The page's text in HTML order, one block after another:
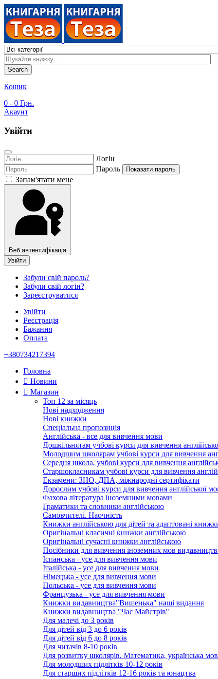
Search
Кошик
0 - 0 Грн.
Акаунт
Увійти
Логін
Пароль
Показати пароль
Запам'ятати мене
Веб автентифікація
Увійти
Забули свій пароль?
Забули свій логін?
Зареєструватися
Увійти
Реєстрація
Бажання
Оплата
+380734217394
Головна
Новини
Магазин
Топ 12 за місяць
Нові надходження
Нові книжки
Спеціальна пропозиція
Англійська - все для вивчення мови
Дошкільнятам учбові курси для вивчення
Молодшим школярам учбові курси для вивчення
Середня школа, учбові курси для вивчення
Старшокласникам учбові курси для вивчення
Екзамени: ЗНО, ДПА, міжнародні сертифікати
Дорослим учбові курси для вивчення англійської
Фахова література іноземними мовами
Граматики та словники англійською
Самовчителі. Наочність
Книжки англійською для дітей та адаптовані
Оригінальні класичні книжки англійською
Оригінальні сучасні книжки англійською
Посібники для вивчення іноземних мов
Іспанська - усе для вивчення мови
Італійська - усе для вивчення мови
Німецька - усе для вивчення мови
Польська - усе для вивчення мови
Французька - усе для вивчення мови
Книжки видавництва"Вишенька" наші видання
Книжки видавництва "Час Майстрів"
Для малечі до 3 років
Для дітей від 3 до 6 років
Для дітей від 6 до 8 років
Для читачів 8-10 років
Для розвитку школярів. Математика, українська
Для молодших підлітків 10-12 років
Для старших підлітків 12-16 років та юнацтва